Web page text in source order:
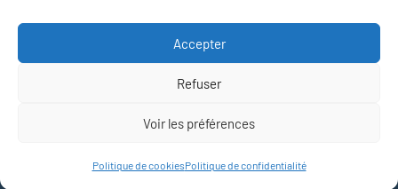
Accepter
Refuser
Voir les préférences
Politique de cookiesPolitique de confidentialité
Football gaélique
Sports de combat
Thème WordPress : Occasio par ThemeZee.